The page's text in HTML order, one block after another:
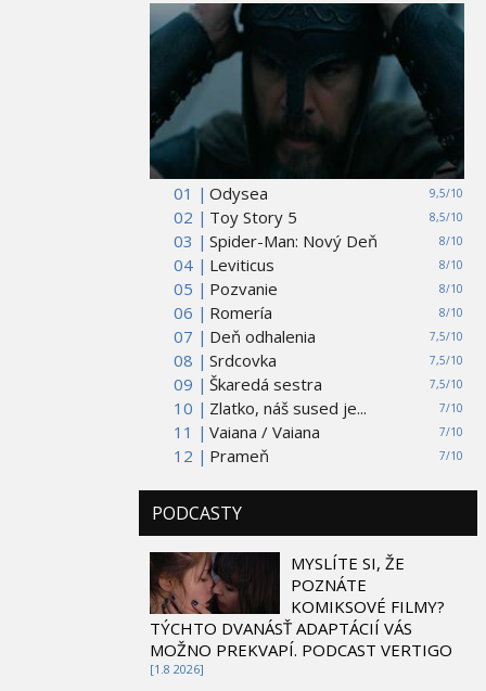
01 | 9,5/10
Odysea
02 |
8,5/10
Toy Story 5
03 |
8/10
Spider-Man: Nový Deň
04 |
8/10
Leviticus
05 |
8/10
Pozvanie
06 |
8/10
Romería
07 |
7,5/10
Deň odhalenia
08 |
7,5/10
Srdcovka
09 |
7,5/10
Škaredá sestra
10 |
7/10
Zlatko, náš sused je...
11 |
7/10
Vaiana / Vaiana
12 |
7/10
Prameň
PODCASTY
MYSLÍTE SI, ŽE
POZNÁTE
KOMIKSOVÉ FILMY?
TÝCHTO DVANÁSŤ ADAPTÁCIÍ VÁS
MOŽNO PREKVAPÍ. PODCAST VERTIGO
[1.8 2026]